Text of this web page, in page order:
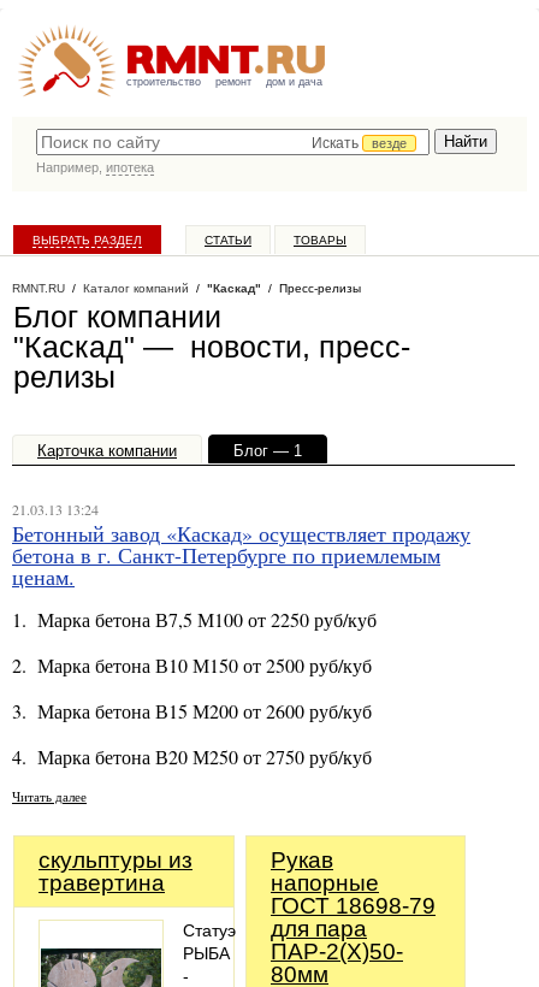
строительство ремонт дом и дача
Искать
везде
Например, ипотека
ВЫБРАТЬ РАЗДЕЛ СТАТЬИ ТОВАРЫ
RMNT.RU / Каталог компаний / "Каскад" / Пресс-релизы
Блог компании
"Каскад" — новости, пресс-
релизы
Карточка компании
Блог — 1
21.03.13 13:24
Бетонный завод «Каскад» осуществляет продажу
бетона в г. Санкт-Петербурге по приемлемым
ценам.
1. Марка бетона В7,5 М100 от 2250 руб/куб
2. Марка бетона В10 М150 от 2500 руб/куб
3. Марка бетона В15 М200 от 2600 руб/куб
4. Марка бетона В20 М250 от 2750 руб/куб
Читать далее
скульптуры из
травертина
Статуэтка
РЫБА
-
Рукав
напорные
ГОСТ 18698-79
для пара
ПАР-2(Х)50-
80мм